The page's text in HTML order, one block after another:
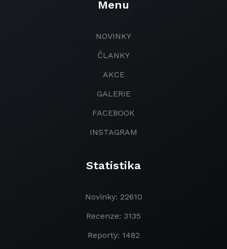
Menu
NOVINKY
ČLANKY
AKCE
GALERIE
FACEBOOK
INSTAGRAM
Statistika
Novinky: 22610
Recenze: 3135
Reporty: 1482